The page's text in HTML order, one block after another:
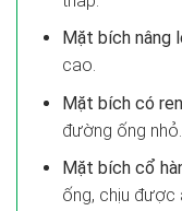
Mặt bích nâng
cao.
Mặt bích có ren
đường ống nhỏ.
Mặt bích cổ
ống, chịu được